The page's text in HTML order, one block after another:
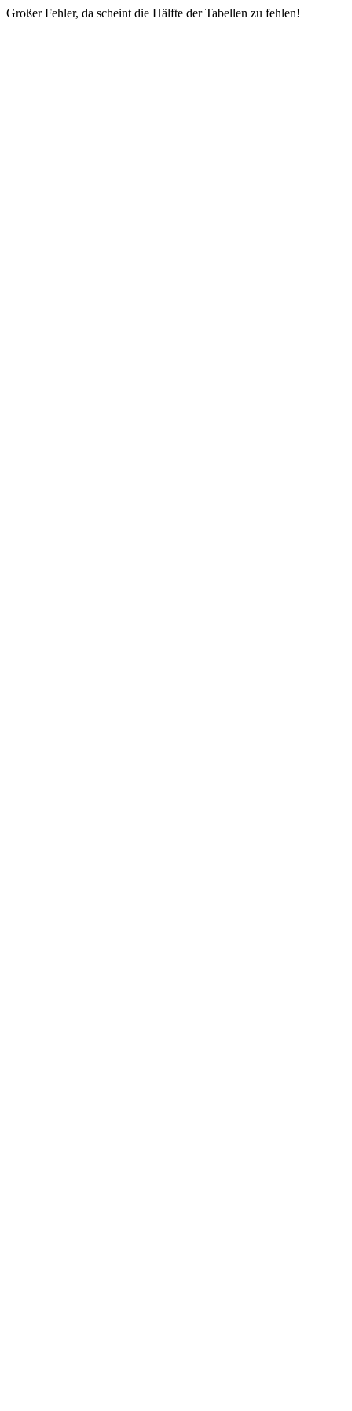
Großer Fehler, da scheint die Hälfte der Tabellen zu fehlen!